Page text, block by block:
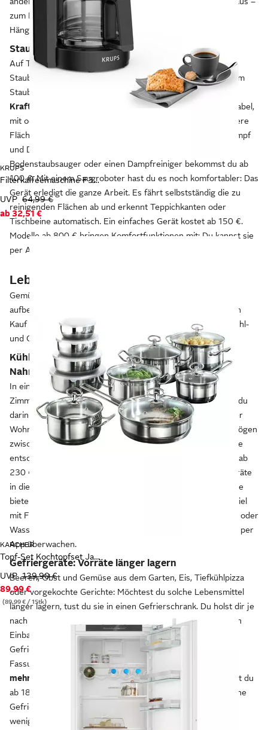
KRUPS
Filterkaffeemaschine F30908 Pro Aroma
UVP 64,99 €
ab 32,51 €
KARCHER
Topf-Set Kochtopfset Jasmin
UVP 139,90 €
89,99 €
(89,99 € / 1Stk)
zum Beispiel mit Abwaschbehältern, Flaschensammlern,
Hängeleisten oder Haushaltsregalen.
Staubsauger und Saugroboter für saubere Böden
Auf Teppichen, Fliesen und dem Parkett sammeln sich
Staubflusen, Krümel und sonstige Schmutzpartikel. Mit einem
Staubsauger
säuberst du Flächen bequem und ohne
Kraftaufwand.
Es gibt Varianten mit Akku oder mit Stromkabel,
mit oder ohne Beutel, Handstaubsauger für Sofas und kleinere
Flächen oder Dampfsauger, die den Schmutz mit Wasserdampf
und Druck besonders leicht lösen. Einen einfachen
Bodenstaubsauger oder einen Dampfreiniger bekommst du ab
100 €. Mit einem Saugroboter hast du es noch komfortabler: Das
Gerät erledigt die ganze Arbeit. Es fährt selbstständig die zu
reinigenden Flächen ab und erkennt Teppichkanten oder
Tischbeine automatisch. Ein einfaches Gerät kostet ab 150 €.
Modelle ab 800 € bringen Komfortfunktionen mit: Du kannst sie
per App steuern oder individuell programmieren.
Lebensmittel kühlen und einfrieren
Gemüse, Eier, Milch und Käse halten länger, wenn sie kühl
aufbewahrt werden. Nahrungsmittel, die du nicht gleich nach
Kauf oder Zubereitung verzehren willst, kommen dazu in Kühl-
und Gefrierschränke.
Kühlschränke für kalte Getränke und frische
Nahrungsmittel
In einen Kühlschrank legst du Lebensmittel, die bei
Zimmertemperatur schneller verderben. Außerdem kannst du
darin Getränke kalt stellen. Lebst du allein oder zweit in einer
Wohnung, genügt ein Kühlschrank mit einem Fassungsvermögen
zwischen 90 und 250 l für einen Preis ab 150 €. Eine Familie
entscheidet sich für
und zahlt dafür ab
230 €. Je nach dem Platz in deiner Küche kannst du die Geräte
in die Küchenzeile einbauen oder frei im Raum platzieren. Sie
bieten jeweils eine unterschiedliche Ausstattung, zum Beispiel
mit Frischezonen, Abtauautomatik, integriertem Gefrierfach oder
Wasser- und Eisbereiter. Vernetzte Kühlschränke kannst du per
App überwachen.
Gefriergeräte: Vorräte länger lagern
Beeren, Obst und Gemüse aus dem Garten, Eis, Tiefkühlpizza
oder vorgekochte Gerichte: Möchtest du solche Lebensmittel
länger lagern, tust du sie in einen Gefrierschrank. Du holst dir je
nach Größe deines Haushalts und dem verfügbaren Platz ein
Einbau- oder Standgerät. In den Keller passt oft eine
Gefriertruhe. Die verschiedenen Geräte bringen ein
Fassungsvermögen zwischen 80 l für Single-Haushalte und
mehr als 400 l für Familienmit. Für ein kleines Modell zahlst du
ab 180 €. Die großen Geräte sind ab 550 € zu haben. Manche
Gefriertruhen bieten Sonderfunktionen: Sie verbrauchen
weniger Strom, frieren Lebensmittel schneller ein oder